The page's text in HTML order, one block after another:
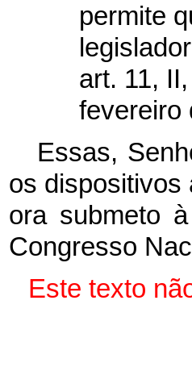
permite
art. 11,
fevereiro
Essas,
os dispositivos
ora submeto
Congresso
Este texto